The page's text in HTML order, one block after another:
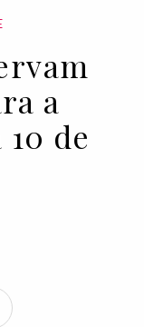
a
de